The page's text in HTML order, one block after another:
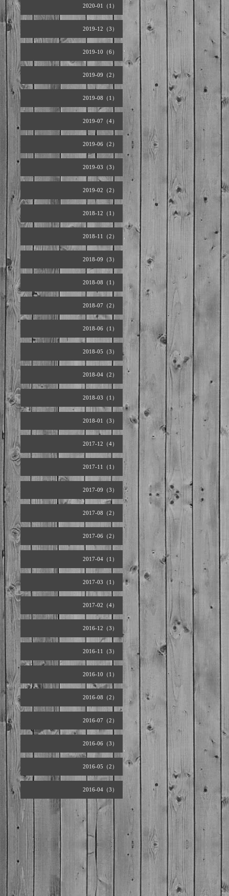
2020-01（1）
2019-12（3）
2019-10（6）
2019-09（2）
2019-08（1）
2019-07（4）
2019-06（2）
2019-03（3）
2019-02（2）
2018-12（1）
2018-11（2）
2018-09（3）
2018-08（1）
2018-07（2）
2018-06（1）
2018-05（3）
2018-04（2）
2018-03（1）
2018-01（3）
2017-12（4）
2017-11（1）
2017-09（3）
2017-08（2）
2017-06（2）
2017-04（1）
2017-03（1）
2017-02（4）
2016-12（3）
2016-11（3）
2016-10（1）
2016-08（2）
2016-07（2）
2016-06（3）
2016-05（2）
2016-04（3）